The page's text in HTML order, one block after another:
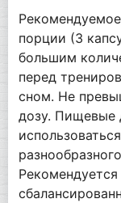
порции (3
большим
перед
сном. Не
дозу. Пищевые